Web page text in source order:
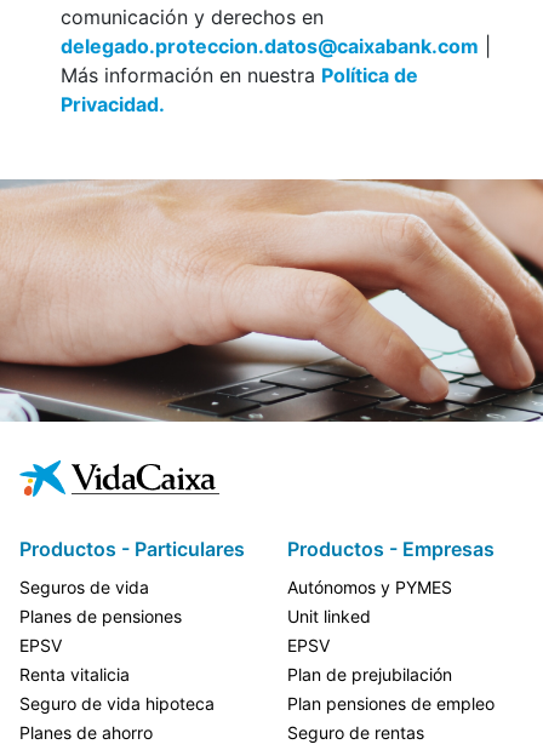
comunicación y derechos en
delegado.proteccion.datos@caixabank.com
Más información en nuestra Política de
Privacidad.
Productos - Particulares
Seguros de vida
Planes de pensiones
EPSV
Renta vitalicia
Seguro de vida hipoteca
Planes de ahorro
Productos - Empresas
Autónomos y PYMES
Unit linked
EPSV
Plan de prejubilación
Plan pensiones de empleo
Seguro de rentas